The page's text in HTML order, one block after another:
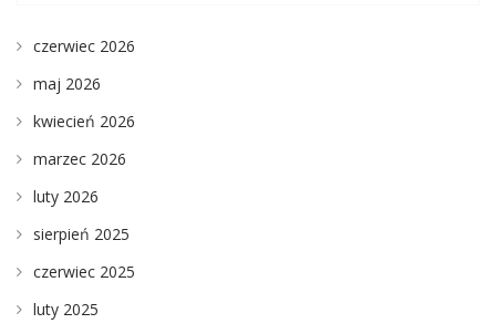
czerwiec 2026
maj 2026
kwiecień 2026
marzec 2026
luty 2026
sierpień 2025
czerwiec 2025
luty 2025